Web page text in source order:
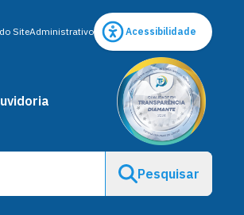
SiteAdministrativo Acessibilidade
Pesquisar